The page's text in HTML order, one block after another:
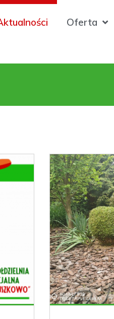
Oferta